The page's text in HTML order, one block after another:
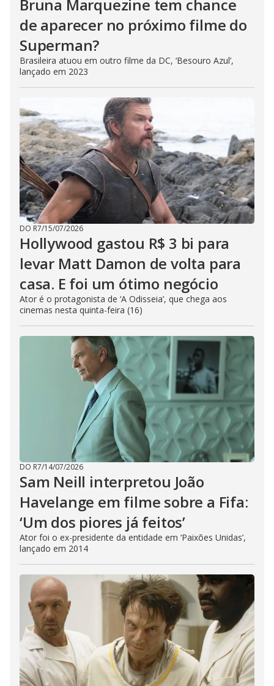
Bruna Marquezine tem chance
de aparecer no próximo filme do
Superman?
Brasileira atuou em outro filme da DC, ‘Besouro Azul’,
lançado em 2023
DO R7/15/07/2026
Hollywood gastou R$ 3 bi para
levar Matt Damon de volta para
casa. E foi um ótimo negócio
Ator é o protagonista de ‘A Odisseia’, que chega aos
cinemas nesta quinta-feira (16)
DO R7/14/07/2026
Sam Neill interpretou João
Havelange em filme sobre a Fifa:
‘Um dos piores já feitos’
Ator foi o ex-presidente da entidade em ‘Paixões Unidas’,
lançado em 2014